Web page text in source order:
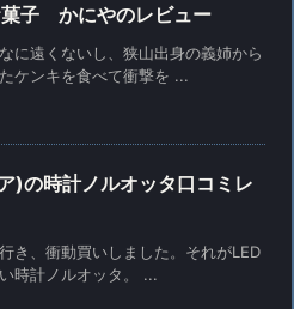
子 かにやのレビュー
に遠くないし、狭山出身の義姉から
ケンキを食べて衝撃を ...
)の時計ノルオッタ口コミレ
き、衝動買いしました。それがLED
時計ノルオッタ。 ...